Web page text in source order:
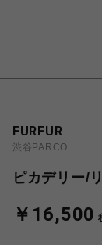
FURFUR
渋谷PARCO
ピカデリー/
￥16,500